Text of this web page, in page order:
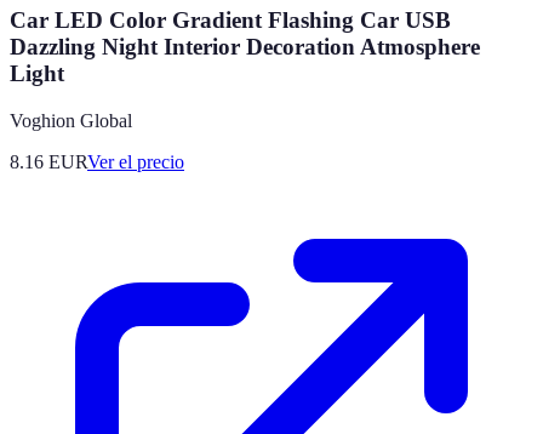
Car LED Color Gradient Flashing Car USB
Dazzling Night Interior Decoration Atmosphere
Light
Voghion Global
8.16 EURVer el precio